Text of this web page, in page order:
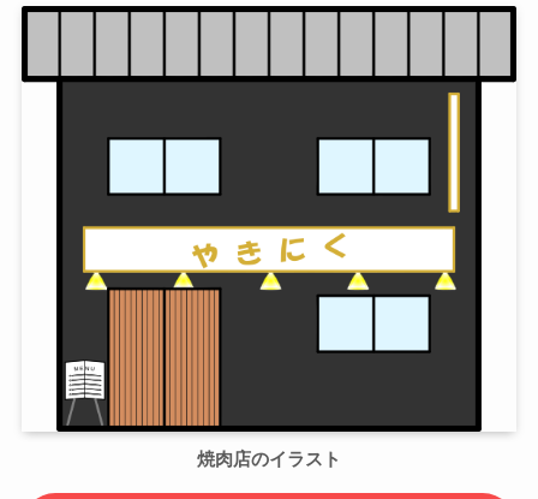
焼肉店のイラスト